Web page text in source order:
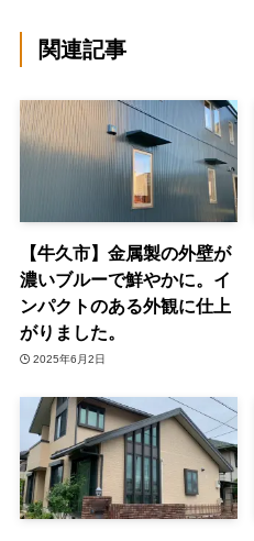
関連記事
【牛久市】金属製の外壁が
濃いブルーで鮮やかに。イ
ンパクトのある外観に仕上
がりました。
2025年6月2日